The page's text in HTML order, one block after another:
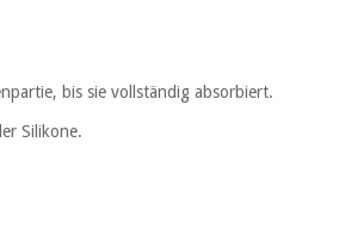
bis sie vollständig absorbiert.
Silikone.